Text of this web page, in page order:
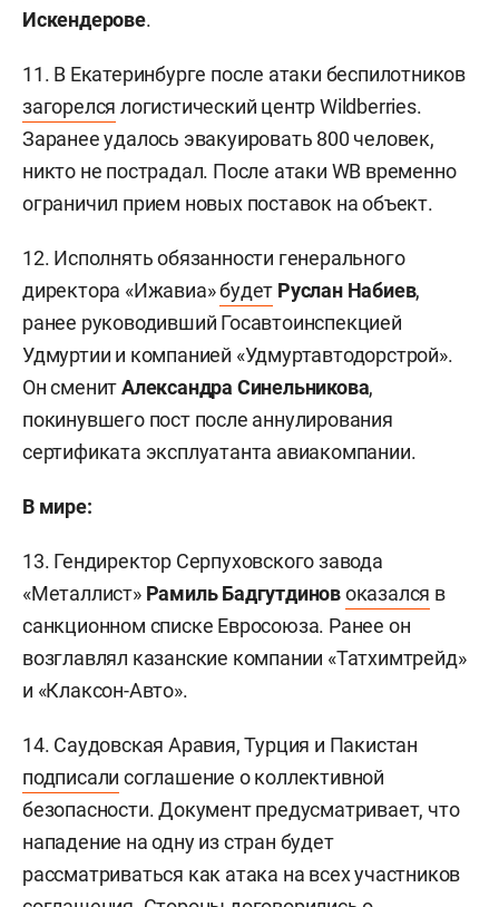
Искендерове.
11. В Екатеринбурге после атаки беспилотников
загорелся логистический центр Wildberries.
Заранее удалось эвакуировать 800 человек,
никто не пострадал. После атаки WB временно
ограничил прием новых поставок на объект.
12. Исполнять обязанности генерального
директора «Ижавиа»будет Руслан Набиев,
ранее руководивший Госавтоинспекцией
Удмуртии и компанией «Удмуртавтодорстрой».
Он сменитАлександра Синельникова,
покинувшего пост после аннулирования
сертификата эксплуатанта авиакомпании.
В мире:
13. Гендиректор Серпуховского завода
«Металлист» Рамиль Бадгутдиновоказался в
санкционном списке Евросоюза. Ранее он
возглавлял казанские компании «Татхимтрейд»
и «Клаксон-Авто».
14. Саудовская Аравия, Турция и Пакистан
подписали соглашение о коллективной
безопасности. Документ предусматривает, что
нападение на одну из стран будет
рассматриваться как атака на всех участников